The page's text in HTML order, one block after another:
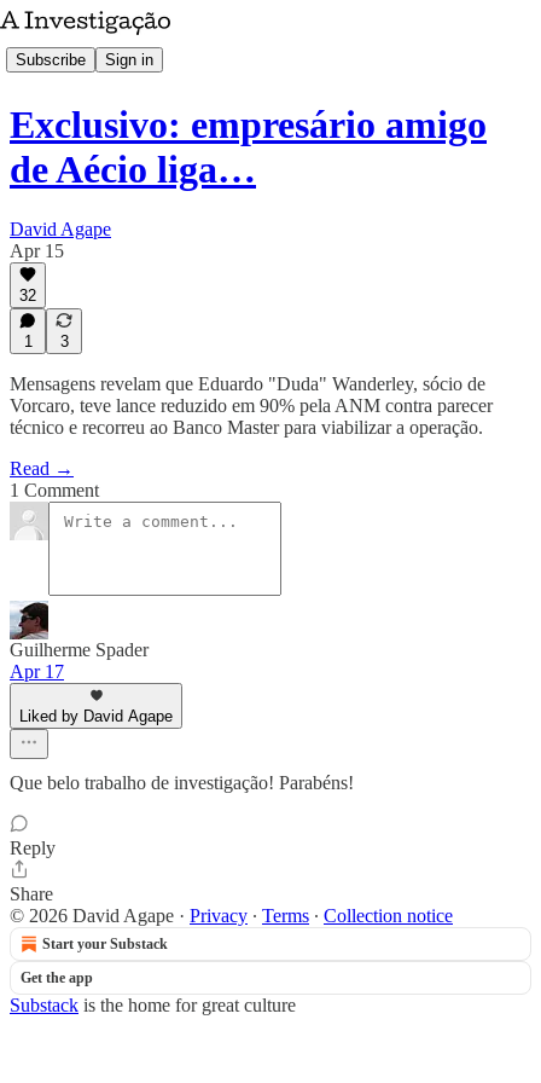
Subscribe Sign in
Exclusivo: empresário amigo
de Aécio liga…
David Agape
Apr 15
32
1 3
Mensagens revelam que Eduardo "Duda" Wanderley, sócio de
Vorcaro, teve lance reduzido em 90% pela ANM contra parecer
técnico e recorreu ao Banco Master para viabilizar a operação.
Read →
1 Comment
Guilherme Spader
Apr 17
Liked by David Agape
Que belo trabalho de investigação! Parabéns!
Reply
Share
© 2026 David Agape · Privacy ∙ Terms ∙ Collection notice
Start your Substack
Get the app
Substack is the home for great culture